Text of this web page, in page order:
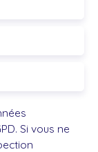
Si vous ne